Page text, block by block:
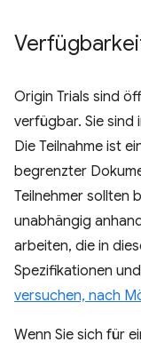
Origin Trials sind
verfügbar. Sie sind
Die Teilnahme ist
begrenzter
Teilnehmer sollten
unabhängig
arbeiten, die in
Spezifikationen
versuchen, nach
Wenn Sie sich für